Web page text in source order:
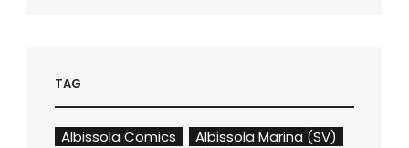
TAG
Albissola Comics
Albissola Marina (SV)